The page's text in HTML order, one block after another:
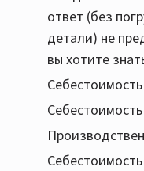
ответ (без
детали) не
вы хотите